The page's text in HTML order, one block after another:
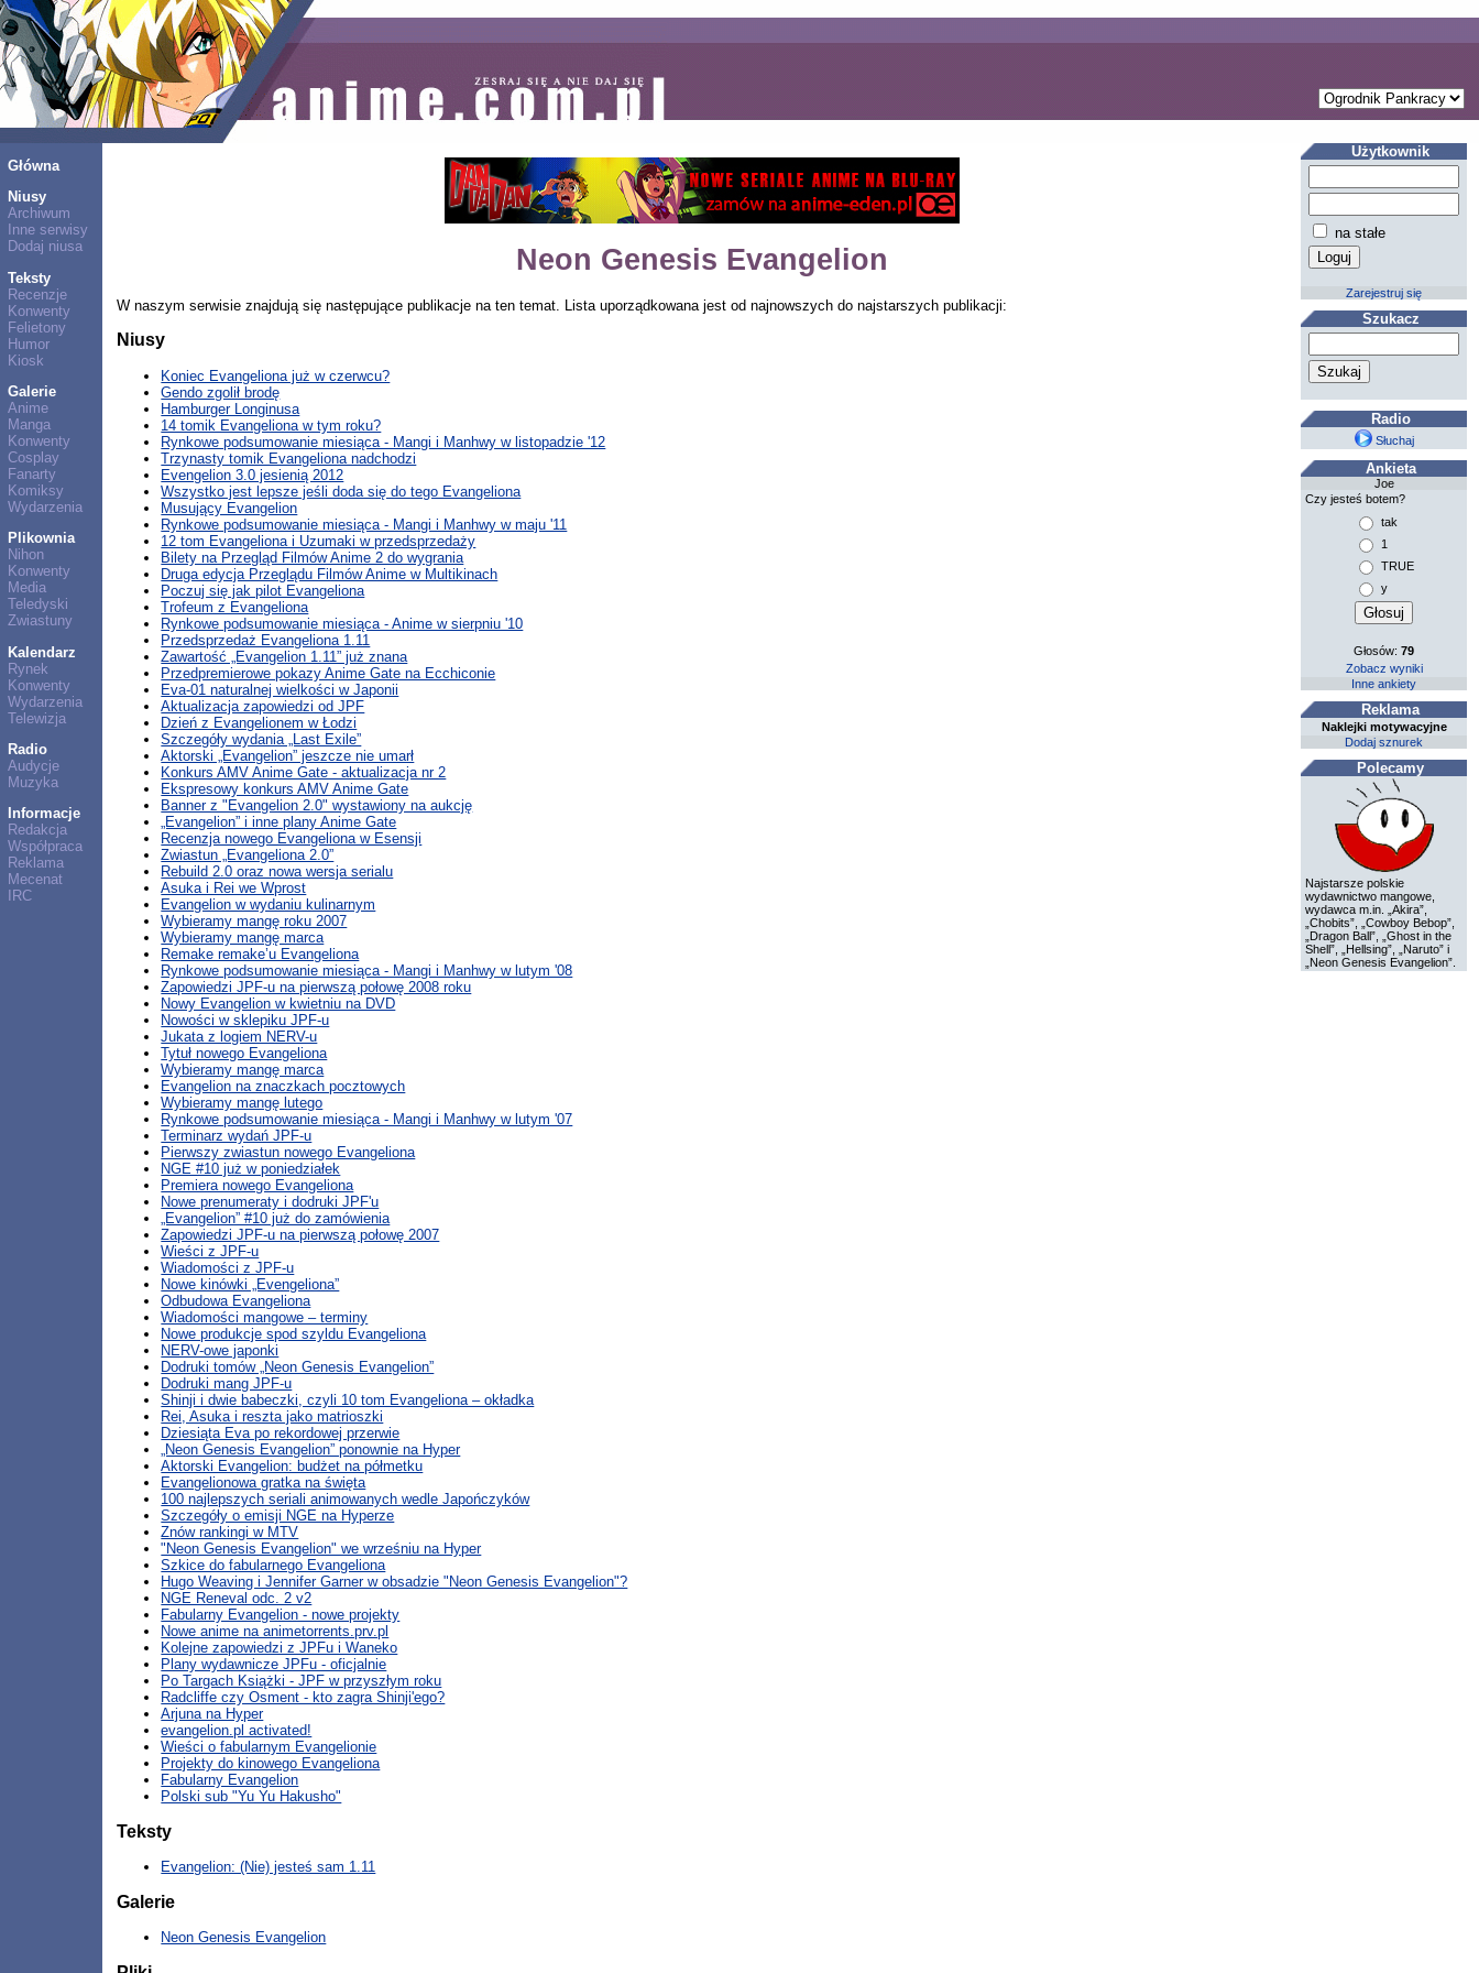
Główna
Niusy
Archiwum
Inne serwisy
Dodaj niusa
Teksty
Recenzje
Konwenty
Felietony
Humor
Kiosk
Galerie
Anime
Manga
Konwenty
Cosplay
Fanarty
Komiksy
Wydarzenia
Plikownia
Nihon
Konwenty
Media
Teledyski
Zwiastuny
Kalendarz
Rynek
Konwenty
Wydarzenia
Telewizja
Radio
Audycje
Muzyka
Informacje
Redakcja
Współpraca
Reklama
Mecenat
IRC
Neon Genesis Evangelion
W naszym serwisie znajdują się następujące publikacje na ten temat. Lista uporządkowana jest od najnowszych do najstarszych publikacji:
Niusy
Koniec Evangeliona już w czerwcu?
Gendo zgolił brodę
Hamburger Longinusa
14 tomik Evangeliona w tym roku?
Rynkowe podsumowanie miesiąca - Mangi i Manhwy w listopadzie '12
Trzynasty tomik Evangeliona nadchodzi
Evengelion 3.0 jesienią 2012
Wszystko jest lepsze jeśli doda się do tego Evangeliona
Musujący Evangelion
Rynkowe podsumowanie miesiąca - Mangi i Manhwy w maju '11
12 tom Evangeliona i Uzumaki w przedsprzedaży
Bilety na Przegląd Filmów Anime 2 do wygrania
Druga edycja Przeglądu Filmów Anime w Multikinach
Poczuj się jak pilot Evangeliona
Trofeum z Evangeliona
Rynkowe podsumowanie miesiąca - Anime w sierpniu '10
Przedsprzedaż Evangeliona 1.11
Zawartość „Evangelion 1.11” już znana
Przedpremierowe pokazy Anime Gate na Ecchiconie
Eva-01 naturalnej wielkości w Japonii
Aktualizacja zapowiedzi od JPF
Dzień z Evangelionem w Łodzi
Szczegóły wydania „Last Exile”
Aktorski „Evangelion” jeszcze nie umarł
Konkurs AMV Anime Gate - aktualizacja nr 2
Ekspresowy konkurs AMV Anime Gate
Banner z "Evangelion 2.0" wystawiony na aukcję
„Evangelion” i inne plany Anime Gate
Recenzja nowego Evangeliona w Esensji
Zwiastun „Evangeliona 2.0”
Rebuild 2.0 oraz nowa wersja serialu
Asuka i Rei we Wprost
Evangelion w wydaniu kulinarnym
Wybieramy mangę roku 2007
Wybieramy mangę marca
Remake remake’u Evangeliona
Rynkowe podsumowanie miesiąca - Mangi i Manhwy w lutym '08
Zapowiedzi JPF-u na pierwszą połowę 2008 roku
Nowy Evangelion w kwietniu na DVD
Nowości w sklepiku JPF-u
Jukata z logiem NERV-u
Tytuł nowego Evangeliona
Wybieramy mangę marca
Evangelion na znaczkach pocztowych
Wybieramy mangę lutego
Rynkowe podsumowanie miesiąca - Mangi i Manhwy w lutym '07
Terminarz wydań JPF-u
Pierwszy zwiastun nowego Evangeliona
NGE #10 już w poniedziałek
Premiera nowego Evangeliona
Nowe prenumeraty i dodruki JPF'u
„Evangelion” #10 już do zamówienia
Zapowiedzi JPF-u na pierwszą połowę 2007
Wieści z JPF-u
Wiadomości z JPF-u
Nowe kinówki „Evengeliona”
Odbudowa Evangeliona
Wiadomości mangowe – terminy
Nowe produkcje spod szyldu Evangeliona
NERV-owe japonki
Dodruki tomów „Neon Genesis Evangelion”
Dodruki mang JPF-u
Shinji i dwie babeczki, czyli 10 tom Evangeliona – okładka
Rei, Asuka i reszta jako matrioszki
Dziesiąta Eva po rekordowej przerwie
„Neon Genesis Evangelion” ponownie na Hyper
Aktorski Evangelion: budżet na półmetku
Evangelionowa gratka na święta
100 najlepszych seriali animowanych wedle Japończyków
Szczegóły o emisji NGE na Hyperze
Znów rankingi w MTV
"Neon Genesis Evangelion" we wrześniu na Hyper
Szkice do fabularnego Evangeliona
Hugo Weaving i Jennifer Garner w obsadzie "Neon Genesis Evangelion"?
NGE Reneval odc. 2 v2
Fabularny Evangelion - nowe projekty
Nowe anime na animetorrents.prv.pl
Kolejne zapowiedzi z JPFu i Waneko
Plany wydawnicze JPFu - oficjalnie
Po Targach Książki - JPF w przyszłym roku
Radcliffe czy Osment - kto zagra Shinji'ego?
Arjuna na Hyper
evangelion.pl activated!
Wieści o fabularnym Evangelionie
Projekty do kinowego Evangeliona
Fabularny Evangelion
Polski sub "Yu Yu Hakusho"
Teksty
Evangelion: (Nie) jesteś sam 1.11
Galerie
Neon Genesis Evangelion
Użytkownik
na stałe
Zarejestruj się
Szukacz
Radio
Słuchaj
Ankieta
Joe
Czy jesteś botem?
tak
1
TRUE
y
Głosów:79
Zobacz wyniki
Inne ankiety
Reklama
Naklejki motywacyjne
Dodaj sznurek
Polecamy
Najstarsze polskie
wydawnictwo mangowe,
wydawca m.in. „Akira”,
„Chobits”, „Cowboy Bebop”,
„Dragon Ball”, „Ghost in the
Shell”, „Hellsing”, „Naruto” i
„Neon Genesis Evangelion”.